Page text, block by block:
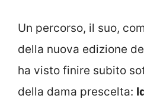
Un percorso, il suo,
della nuova edizione
ha visto finire subito
della dama prescelta: